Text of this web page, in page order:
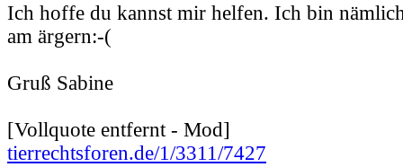
Ich hoffe du kannst mir helfen. Ich bin
am ärgern:-(
Gruß Sabine
[Vollquote entfernt - Mod]
tierrechtsforen.de/1/3311/7427